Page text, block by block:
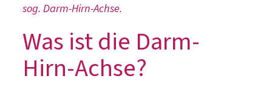
sog. Darm-Hirn-Achse.
Was ist die Darm-
Hirn-Achse?